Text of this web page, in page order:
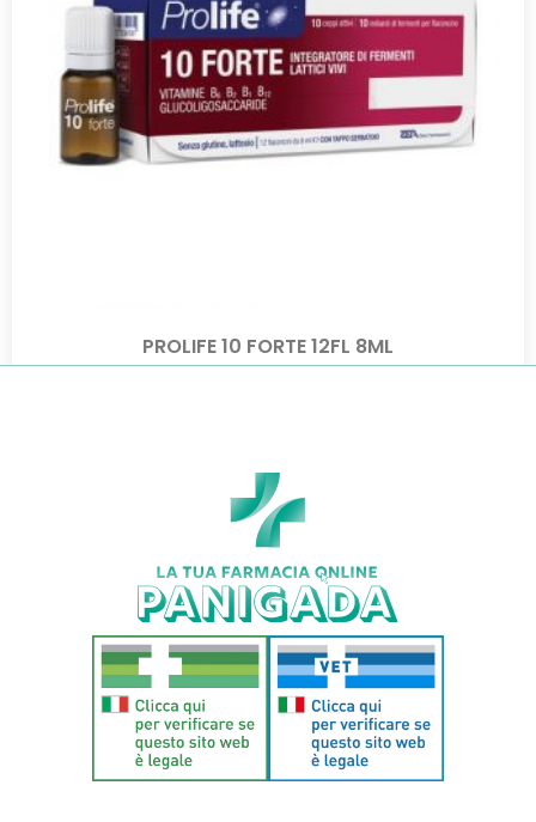
PROLIFE 10 FORTE 12FL 8ML